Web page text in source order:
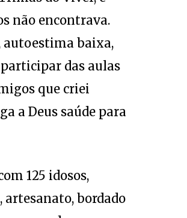
não encontrava.
baixa,
das aulas
que criei
a Deus saúde para
bordado
segundas, no